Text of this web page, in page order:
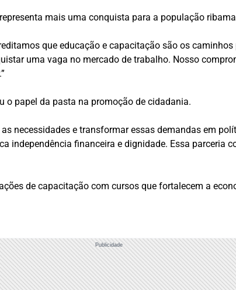
mais uma conquista para a população
que educação e capacitação são os
uma vaga no mercado de trabalho. Nosso
o papel da pasta na promoção de cidadania.
necessidades e transformar essas demandas em
independência financeira e dignidade. Essa parceria
de capacitação com cursos que fortalecem a
Publicidade